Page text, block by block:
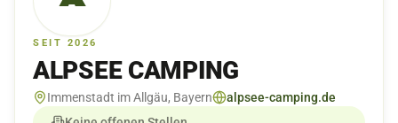
SEIT 2026
ALPSEE CAMPING
Immenstadt im Allgäu, Bayern
alpsee-camping.de